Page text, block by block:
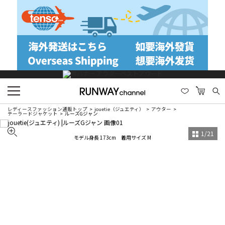
レディースファッション通販トップ jouetie（ジュエティ） アウター
テーラードジャケット ルーズGジャン
モデル身長 173cm 着用サイズ M 1 /21